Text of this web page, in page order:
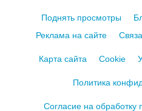
Поднять просмотры
Реклама на сайте
Карта сайта Cookie
Политика
Согласие на